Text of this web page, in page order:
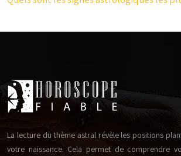
La lecture du thème astral révèle les positions
votre naissance. Cela permet de comprendre